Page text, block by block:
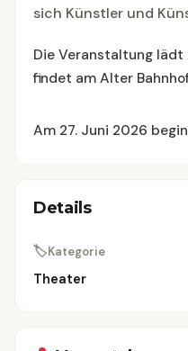
sich Künstler und
Die Veranstaltung lädt
findet am Alter
Am 27. Juni 2026
Details
🏷Kategorie
Theater